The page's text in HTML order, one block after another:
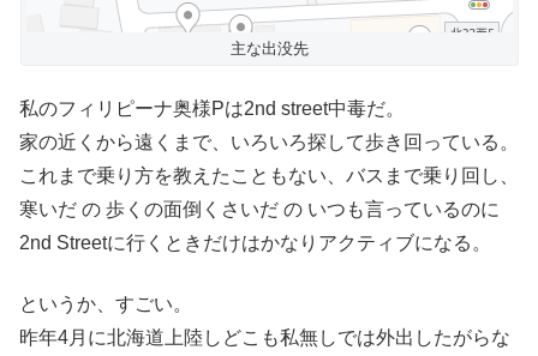
主な出没先
私のフィリピーナ奥様Pは2nd street中毒だ。
家の近くから遠くまで、いろいろ探して歩き回っている。
これまで乗り方を教えたこともない、バスまで乗り回し、
寒いだ の 歩くの面倒くさいだ の いつも言っているのに
2nd Streetに行くときだけはかなりアクティブになる。
というか、すごい。
昨年4月に北海道上陸しどこも私無しでは外出したがらな